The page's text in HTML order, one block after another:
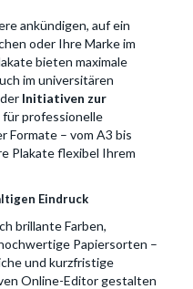
ankündigen, auf ein
oder Ihre Marke im
bieten maximale
im universitären
Initiativen zur
für professionelle
Formate – vom A3 bis
Plakate flexibel Ihrem
Eindruck
brillante Farben,
Papiersorten –
und kurzfristige
Online-Editor gestalten